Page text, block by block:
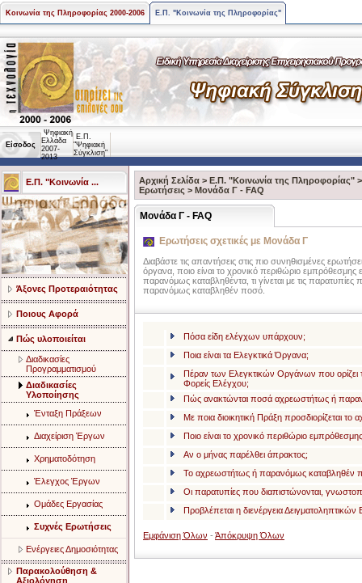
Κοινωνία της Πληροφορίας 2000-2006 Ε.Π. "Κοινωνία της Πληροφορίας"
Είσοδος
Ψηφιακή
Ελλάδα
2007-
2013
Ε.Π.
"Ψηφιακή
Σύγκλιση"
Ε.Π. "Κοινωνία ...
Άξονες Προτεραιότητας
Ποιους Αφορά
Πώς υλοποιείται
Διαδικασίες
Προγραμματισμού
Διαδικασίες
Υλοποίησης
Ένταξη Πράξεων
Διαχείριση Έργων
Χρηματοδότηση
Έλεγχος Έργων
Ομάδες Εργασίας
Συχνές Ερωτήσεις
Ενέργειες Δημοσιότητας
Παρακολούθηση &
Αξιολόγηση
Αρχική Σελίδα > Ε.Π. "Κοινωνία της Πληροφορίας"
Ερωτήσεις > Μονάδα Γ - FAQ
Μονάδα Γ - FAQ
Ερωτήσεις σχετικές με Μονάδα Γ
Διαβάστε τις απαντήσεις στις πιο συνηθισμένες
όργανα, ποιο είναι το χρονικό περιθώριο
παρανόμως καταβληθέντα, τι γίνεται με τις
παρανόμως καταβληθέν ποσό.
Πόσα είδη ελέγχων υπάρχουν;
Ποια είναι τα Ελεγκτικά Όργανα;
Πέραν των Ελεγκτικών Οργάνων που ορίζει
Φορείς Ελέγχου;
Πώς ανακτώνται ποσά αχρεωστήτως ή
Με ποια διοικητική Πράξη προσδιορίζεται
Ποιο είναι το χρονικό περιθώριο
Αν ο μήνας παρέλθει άπρακτος;
Το αχρεωστήτως ή παρανόμως καταβληθέν
Οι παρατυπίες που διαπιστώνονται,
Προβλέπεται η διενέργεια
Εμφάνιση Όλων - Άπόκρυψη Όλων